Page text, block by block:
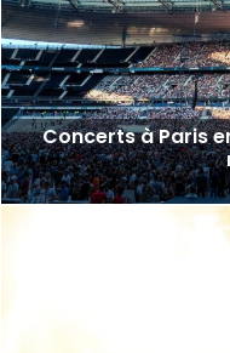
Concerts à Paris